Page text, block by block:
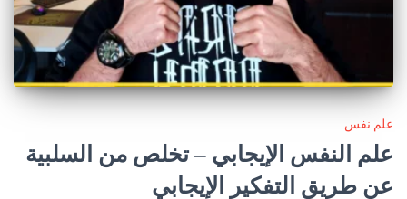
علم نفس
علم النفس الإيجابي – تخلص من السلبية
عن طريق التفكير الإيجابي